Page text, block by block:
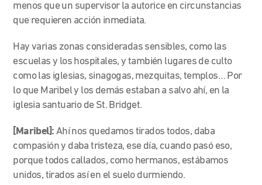
menos que un supervisor la autorice en circunstancias
que requieren acción inmediata.
Hay varias zonas consideradas sensibles, como las
escuelas y los hospitales, y también lugares de culto
como las iglesias, sinagogas, mezquitas, templos… Por
lo que Maribel y los demás estaban a salvo ahí, en la
iglesia santuario de St. Bridget.
[Maribel]: Ahí nos quedamos tirados todos, daba
compasión y daba tristeza, ese día, cuando pasó eso,
porque todos callados, como hermanos, estábamos
unidos, tirados así en el suelo durmiendo.